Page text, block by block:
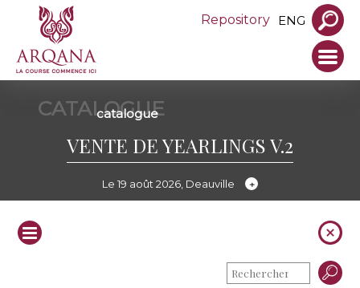
Repository ENG
CATALOGUE
catalogue
VENTE DE YEARLINGS V.2
Le 19 août 2026, Deauville